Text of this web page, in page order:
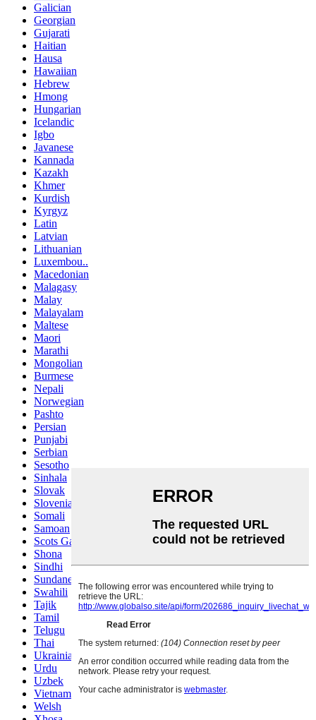
Galician
Georgian
Gujarati
Haitian
Hausa
Hawaiian
Hebrew
Hmong
Hungarian
Icelandic
Igbo
Javanese
Kannada
Kazakh
Khmer
Kurdish
Kyrgyz
Latin
Latvian
Lithuanian
Luxembou..
Macedonian
Malagasy
Malay
Malayalam
Maltese
Maori
Marathi
Mongolian
Burmese
Nepali
Norwegian
Pashto
Persian
Punjabi
Serbian
Sesotho
Sinhala
Slovak
Slovenian
Somali
Samoan
Scots Gaelic
Shona
Sindhi
Sundanese
Swahili
Tajik
Tamil
Telugu
Thai
Ukrainian
Urdu
Uzbek
Vietnamese
Welsh